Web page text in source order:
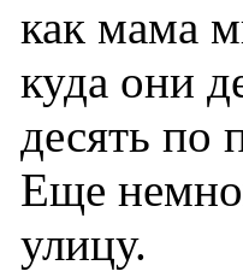
как мама
куда они
десять по
Еще
улицу.